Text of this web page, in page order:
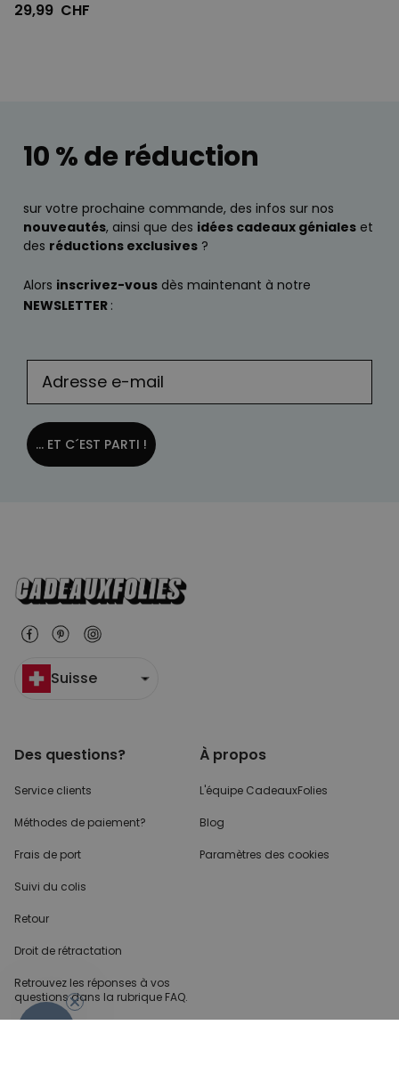
avec texte
29,99 CHF
10 % de réduction
sur votre prochaine commande, des infos sur nos
nouveautés, ainsi que des idées cadeaux géniales et
des réductions exclusives ?
Alors inscrivez-vous dès maintenant à notre
NEWSLETTER :
... ET C´EST PARTI !
Suisse
Des questions?
Service clients
Méthodes de paiement?
Frais de port
Suivi du colis
Retour
Droit de rétractation
Retrouvez les réponses à vos
questions dans la rubrique FAQ.
À propos
L'équipe CadeauxFolies
Blog
Paramètres des cookies